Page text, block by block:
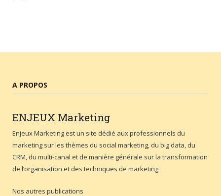
A PROPOS
ENJEUX Marketing
Enjeux Marketing est un site dédié aux professionnels du
marketing sur les thèmes du social marketing, du big data, du
CRM, du multi-canal et de manière générale sur la transformation
de l’organisation et des techniques de marketing
Nos autres publications